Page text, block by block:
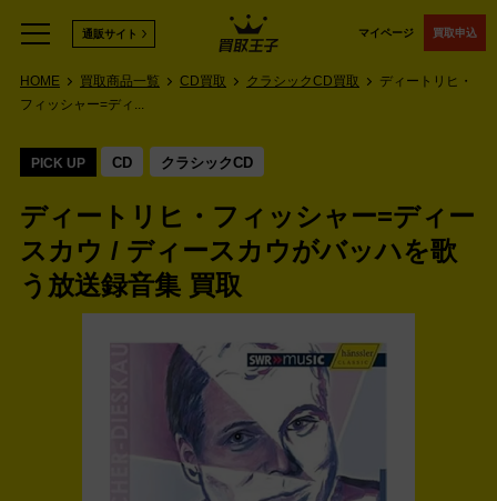
マイページ 買取申込
通販サイト
HOME 買取商品一覧 CD買取 クラシックCD買取
ディートリヒ・
フィッシャー=ディ...
PICK UP CD クラシックCD
ディートリヒ・フィッシャー=ディー
スカウ / ディースカウがバッハを歌
う放送録音集 買取